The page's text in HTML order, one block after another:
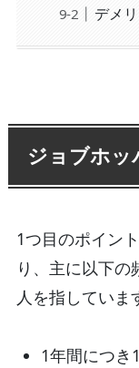
デメ
ジョブホッ
1つ目のポイン
り、主に以下
人を指していま
1年間につき